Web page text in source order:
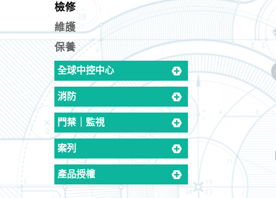
檢修
維護
保養
全球中控中心
消防
門禁｜監視
案列
產品授權